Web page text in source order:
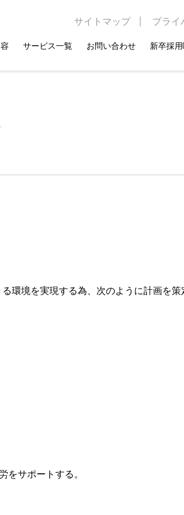
サイトマップ プライ
サービス一覧 お問い合わせ 新卒採用
環境を実現する為、次のように計画を策
サポートする。